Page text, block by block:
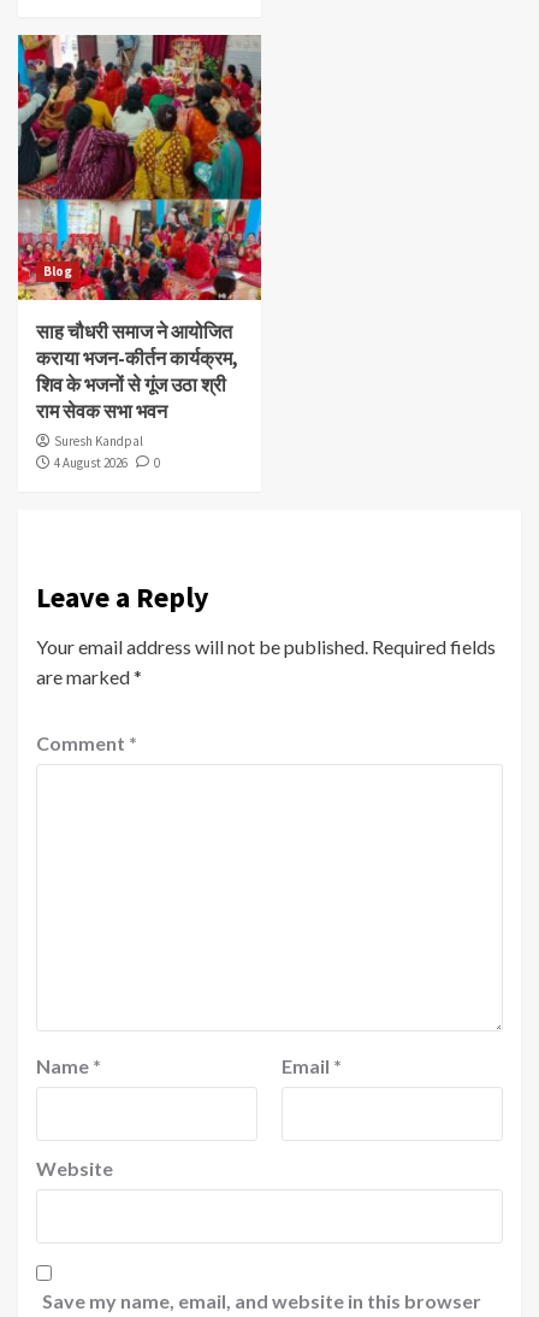
Blog
साह चौधरी समाज ने आयोजित
कराया भजन-कीर्तन कार्यक्रम,
शिव के भजनों से गूंज उठा श्री
राम सेवक सभा भवन
Suresh Kandpal
4 August 2026
0
Leave a Reply
Your email address will not be published. Required fields
are marked*
Comment *
Name * Email *
Website
Save my name, email, and website in this browser